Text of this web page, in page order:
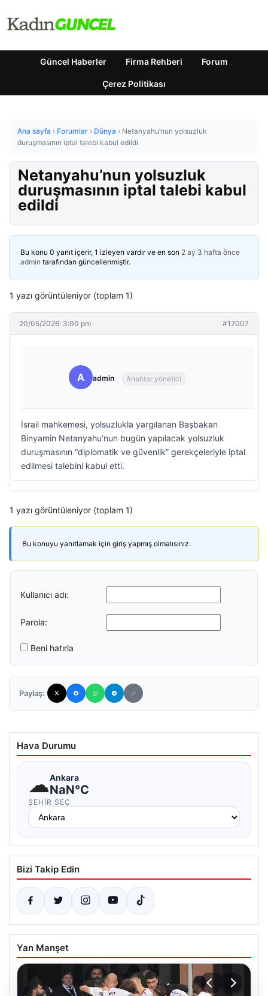
Güncel Haberler Firma Rehberi Forum
Çerez Politikası
Ana sayfa › Forumlar › Dünya › Netanyahu’nun yolsuzluk
duruşmasının iptal talebi kabul edildi
Netanyahu’nun yolsuzluk
duruşmasının iptal talebi kabul
edildi
Bu konu 0 yanıt içerir, 1 izleyen vardır ve en son 2 ay 3 hafta önce
admin tarafından güncellenmiştir.
1 yazı görüntüleniyor (toplam 1)
20/05/2026: 3:00 pm #17007
A admin Anahtar yönetici
İsrail mahkemesi, yolsuzlukla yargılanan Başbakan
Binyamin Netanyahu’nun bugün yapılacak yolsuzluk
duruşmasının “diplomatik ve güvenlik” gerekçeleriyle iptal
edilmesi talebini kabul etti.
1 yazı görüntüleniyor (toplam 1)
Bu konuyu yanıtlamak için giriş yapmış olmalısınız.
Kullanıcı adı:
Parola:
Beni hatırla
Paylaş:
Hava Durumu
☁Ankara
NaN°C
ŞEHIR SEÇ
Bizi Takip Edin
Yan Manşet